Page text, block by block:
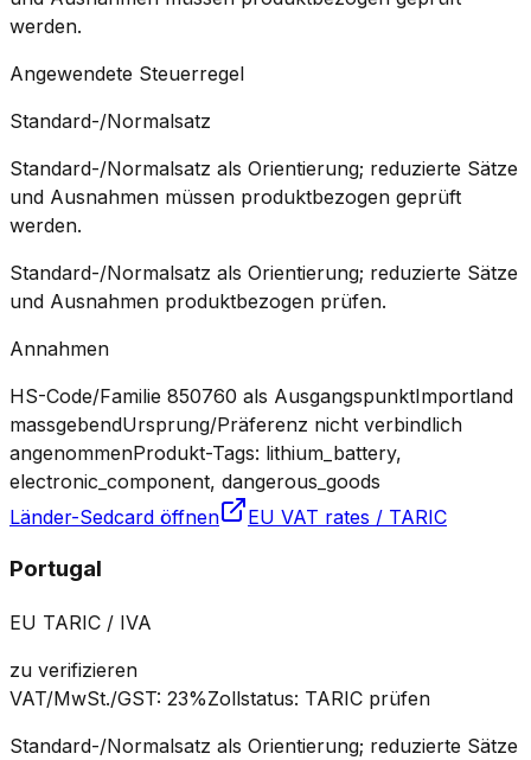
werden.
Angewendete Steuerregel
Standard-/Normalsatz
Standard-/Normalsatz als Orientierung; reduzierte Sätze
und Ausnahmen müssen produktbezogen geprüft
werden.
Standard-/Normalsatz als Orientierung; reduzierte Sätze
und Ausnahmen produktbezogen prüfen.
Annahmen
HS-Code/Familie 850760 als AusgangspunktImportland
massgebendUrsprung/Präferenz nicht verbindlich
angenommenProdukt-Tags: lithium_battery,
electronic_component, dangerous_goods
Länder-Sedcard öffnen
EU VAT rates / TARIC
Portugal
EU TARIC / IVA
zu verifizieren
VAT/MwSt./GST: 23%Zollstatus: TARIC prüfen
Standard-/Normalsatz als Orientierung; reduzierte Sätze